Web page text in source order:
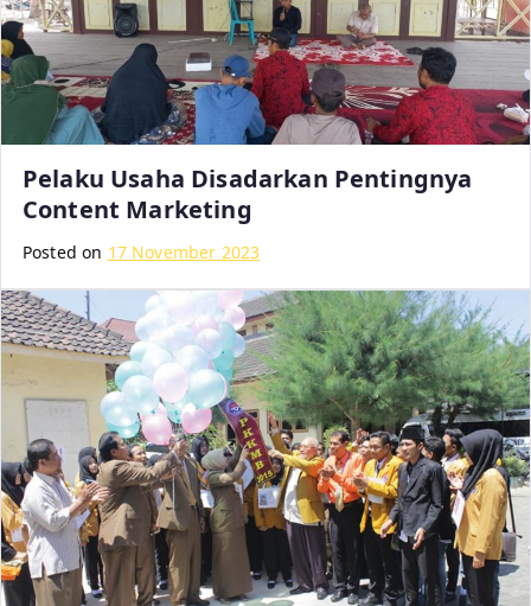
Pelaku Usaha Disadarkan Pentingnya
Content Marketing
Posted on 17 November 2023